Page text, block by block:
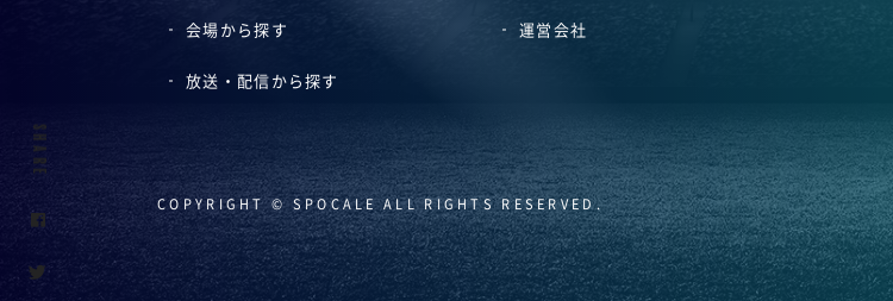
会場から探す
放送・配信から探す
運営会社
COPYRIGHT © SPOCALE ALL RIGHTS RESERVED.
SHARE